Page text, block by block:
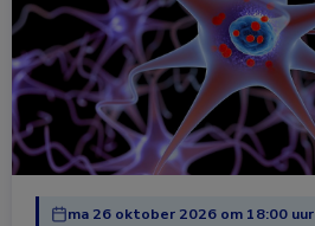
ma 26 oktober 2026 om 18:00 uur